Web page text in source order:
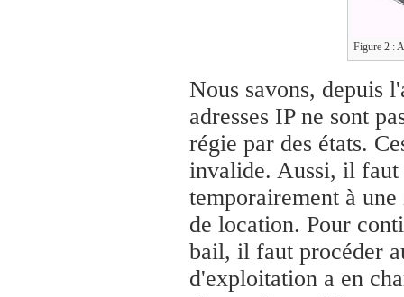
Figure 2 :
Nous savons, depuis
adresses IP ne sont
régie par des états.
invalide. Aussi, il faut
temporairement à
de location. Pour
bail, il faut procéder
d'exploitation a en